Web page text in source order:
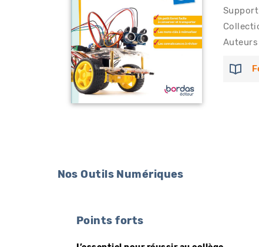
Auteurs
Nos Outils Numériques
Points forts